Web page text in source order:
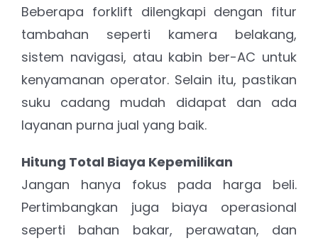
Beberapa forklift dilengkapi dengan fitur
tambahan seperti kamera belakang,
sistem navigasi, atau kabin ber-AC untuk
kenyamanan operator. Selain itu, pastikan
suku cadang mudah didapat dan ada
layanan purna jual yang baik.
Hitung Total Biaya Kepemilikan
Jangan hanya fokus pada harga beli.
Pertimbangkan juga biaya operasional
seperti bahan bakar, perawatan, dan